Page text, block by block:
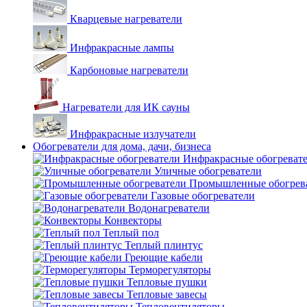
Кварцевые нагреватели
Инфракрасные лампы
Карбоновые нагреватели
Нагреватели для ИК сауны
Инфракрасные излучатели
Обогреватели для дома, дачи, бизнеса
Инфракрасные
Уличные обогреватели
Промышленные
Газовые обогреватели
Водонагреватели
Конвекторы
Теплый пол
Теплый плинтус
Греющие кабели
Терморегуляторы
Тепловые пушки
Тепловые завесы